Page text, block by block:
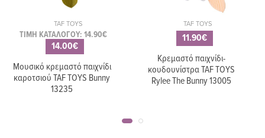
TAF TOYS
ΤΙΜΗ ΚΑΤΑΛΟΓΟΥ: 14.90€
14.00€
Μουσικό κρεμαστό παιχνίδι
καροτσιού TAF TOYS Bunny
13235
TAF TOYS
11.90€
Κρεμαστό παιχνίδι-
κουδουνίστρα TAF TOYS
Rylee The Bunny 13005